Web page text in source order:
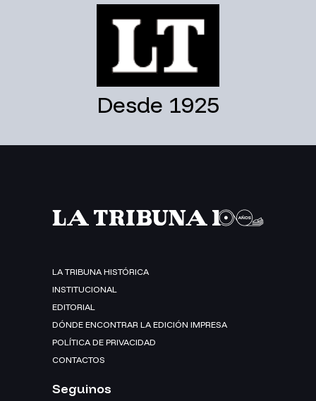
Desde 1925
LA TRIBUNA HISTÓRICA
INSTITUCIONAL
EDITORIAL
DÓNDE ENCONTRAR LA EDICIÓN IMPRESA
POLÍTICA DE PRIVACIDAD
CONTACTOS
Seguinos